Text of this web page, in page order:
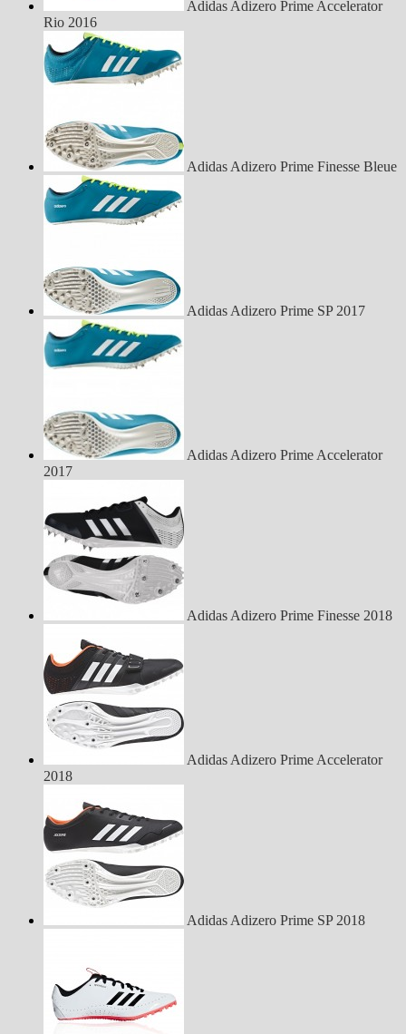
Adidas Adizero Prime Accelerator
Rio 2016
Adidas Adizero Prime Finesse Bleue
Adidas Adizero Prime SP 2017
Adidas Adizero Prime Accelerator
2017
Adidas Adizero Prime Finesse 2018
Adidas Adizero Prime Accelerator
2018
Adidas Adizero Prime SP 2018